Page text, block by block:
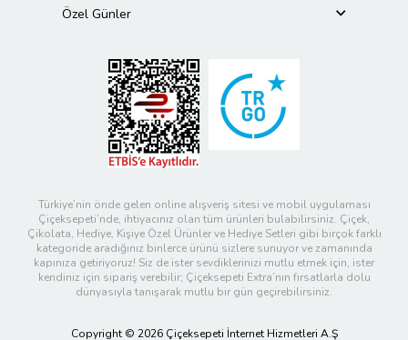
Özel Günler
Türkiye’nin önde gelen online alışveriş sitesi ve mobil uygulaması
Çiçeksepeti’nde, ihtiyacınız olan tüm ürünleri bulabilirsiniz. Çiçek,
Çikolata, Hediye, Kişiye Özel Ürünler ve Hediye Setleri gibi birçok farklı
kategoride aradığınız binlerce ürünü sizlere sunuyor ve zamanında
kapınıza getiriyoruz! Siz de ister sevdiklerinizi mutlu etmek için, ister
kendiniz için sipariş verebilir; Çiçeksepeti Extra’nın fırsatlarla dolu
dünyasıyla tanışarak mutlu bir gün geçirebilirsiniz.
Copyright © 2026 Çiçeksepeti İnternet Hizmetleri A.Ş